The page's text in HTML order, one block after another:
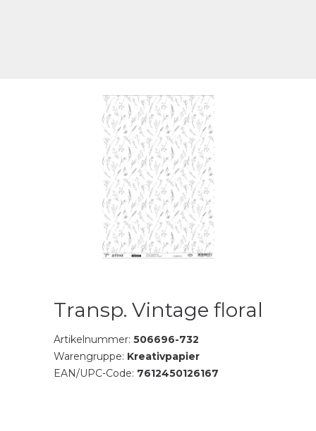
Transp. Vintage floral
Artikelnummer: 506696-732
Warengruppe: Kreativpapier
EAN/UPC-Code: 7612450126167